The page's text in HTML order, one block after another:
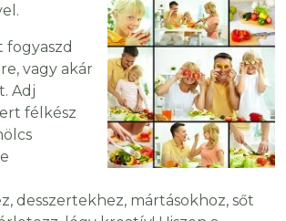
fogyaszd
vagy akár
Adj
félkész
desszertekhez, mártásokhoz, sőt